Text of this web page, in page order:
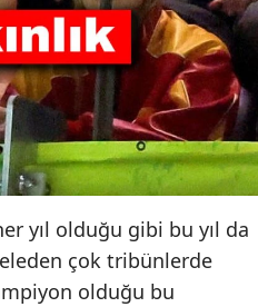
yıl olduğu gibi bu yıl da
çok tribünlerde
olduğu bu